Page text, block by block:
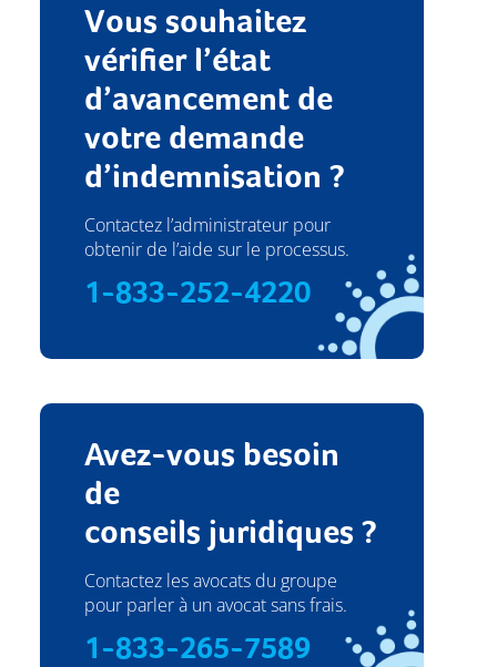
Vous souhaitez
vérifier l’état
d’avancement de
votre demande
d’indemnisation ?
Contactez l’administrateur pour
obtenir de l’aide sur le processus.
1-833-252-4220
Avez-vous besoin
de
conseils juridiques ?
Contactez les avocats du groupe
pour parler à un avocat sans frais.
1-833-265-7589